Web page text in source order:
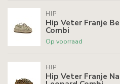
HIP
Hip Veter Franje
Combi
Op voorraad
HIP
Hip Veter Franje